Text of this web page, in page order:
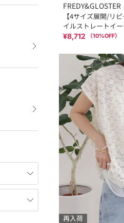
FREDY&GLOSTER
【4サイズ展開/リ
イルストレートイ
¥8,712 （10%OFF）
再入荷